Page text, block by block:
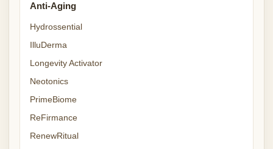
Anti-Aging
Hydrossential
IlluDerma
Longevity Activator
Neotonics
PrimeBiome
ReFirmance
RenewRitual